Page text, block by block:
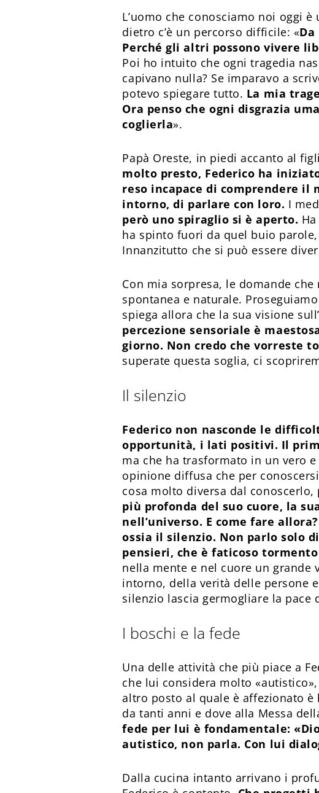
L’uomo che conosciamo noi oggi
dietro c’è un percorso difficile: «
Perché gli altri possono vivere
Poi ho intuito che ogni tragedia
capivano nulla? Se imparavo a
potevo spiegare tutto. La mia
Ora penso che ogni disgrazia
coglierla».
Papà Oreste, in piedi accanto al
molto presto, Federico ha
reso incapace di comprendere il
intorno, di parlare con loro. I
però uno spiraglio si è aperto.
ha spinto fuori da quel buio
Innanzitutto che si può essere
Con mia sorpresa, le domande
spontanea e naturale.
spiega allora che la sua visione
percezione sensoriale è
giorno. Non credo che vorreste
superate questa soglia, ci
Il silenzio
Federico non nasconde le
opportunità, i lati positivi. Il
ma che ha trasformato in un vero
opinione diffusa che per
cosa molto diversa dal
più profonda del suo cuore, la
nell’universo. E come fare
ossia il silenzio. Non parlo solo
pensieri, che è faticoso
nella mente e nel cuore un
intorno, della verità delle persone
silenzio lascia germogliare la pace
I boschi e la fede
Una delle attività che più piace a
che lui considera molto
altro posto al quale è affezionato è
da tanti anni e dove alla Messa
fede per lui è fondamentale:
autistico, non parla. Con lui
Dalla cucina intanto arrivano i